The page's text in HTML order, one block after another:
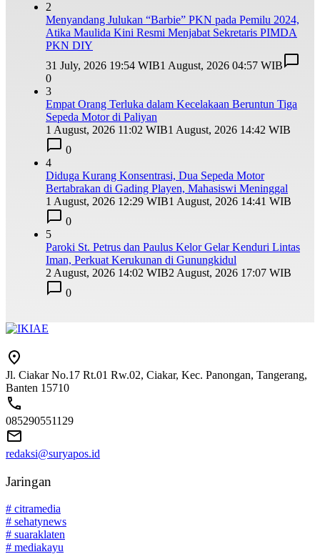
2
Menyandang Julukan “Barbie” PKN pada Pemilu 2024,
Atika Maulida Kini Resmi Menjabat Sekretaris PIMDA
PKN DIY
31 July, 2026 19:54 WIB1 August, 2026 04:57 WIB
0
3
Empat Orang Terluka dalam Kecelakaan Beruntun Tiga
Sepeda Motor di Paliyan
1 August, 2026 11:02 WIB1 August, 2026 14:42 WIB
0
4
Diduga Kurang Konsentrasi, Dua Sepeda Motor
Bertabrakan di Gading Playen, Mahasiswi Meninggal
1 August, 2026 12:29 WIB1 August, 2026 14:41 WIB
0
5
Paroki St. Petrus dan Paulus Kelor Gelar Kenduri Lintas
Iman, Perkuat Kerukunan di Gunungkidul
2 August, 2026 14:02 WIB2 August, 2026 17:07 WIB
0
Jl. Ciakar No.17 Rt.01 Rw.02, Ciakar, Kec. Panongan, Tangerang,
Banten 15710
085290551129
redaksi@suryapos.id
Jaringan
# citramedia
# sehatynews
# suaraklaten
# mediakayu